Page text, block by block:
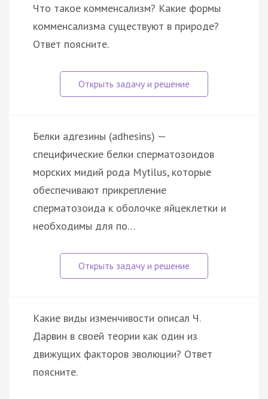
Что такое комменсализм? Какие формы
комменсализма существуют в природе?
Ответ поясните.
Белки адгезины (adhesins) —
специфические белки сперматозоидов
морских мидий рода Mytilus, которые
обеспечивают прикрепление
сперматозоида к оболочке яйцеклетки и
необходимы для по…
Какие виды изменчивости описал Ч.
Дарвин в своей теории как один из
движущих факторов эволюции? Ответ
поясните.